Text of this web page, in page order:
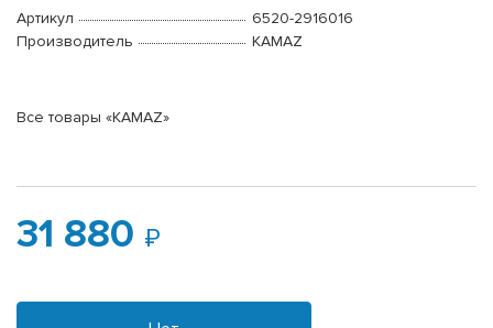
Артикул
6520-2916016
Производитель
KAMAZ
Все товары «KAMAZ»
31 880